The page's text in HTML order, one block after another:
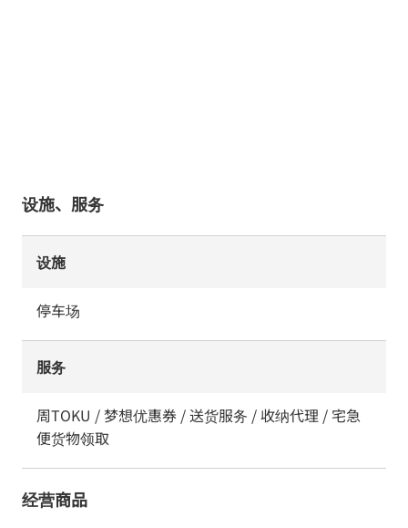
设施、服务
设施
停车场
服务
周TOKU / 梦想优惠券 / 送货服务 / 收纳代理 / 宅急
便货物领取
经营商品